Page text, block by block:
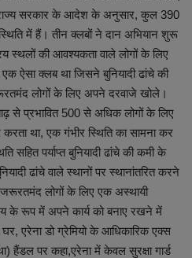
सरकार के आदेश के अनुसार, कुल 390
में हैं। तीन क्लबों ने दान अभियान शुरू
की आवश्यकता वाले लोगों के लिए
ऐसा क्लब था जिसने बुनियादी ढांचे की
लोगों के लिए अपने दरवाजे खोले।
से प्रभावित 500 से अधिक लोगों के लिए
था, एक गंभीर स्थिति का सामना कर
सहित पर्याप्त बुनियादी ढांचे की कमी के
ढांचे वाले स्थानों पर स्थानांतरित करने
लोगों के लिए एक अस्थायी
रूप में अपने कार्य को बनाए रखने में
एरेना डो ग्रेमियो के आधिकारिक एक्स
हैंडल पर कहा,एरेना में केवल सुरक्षा गार्ड